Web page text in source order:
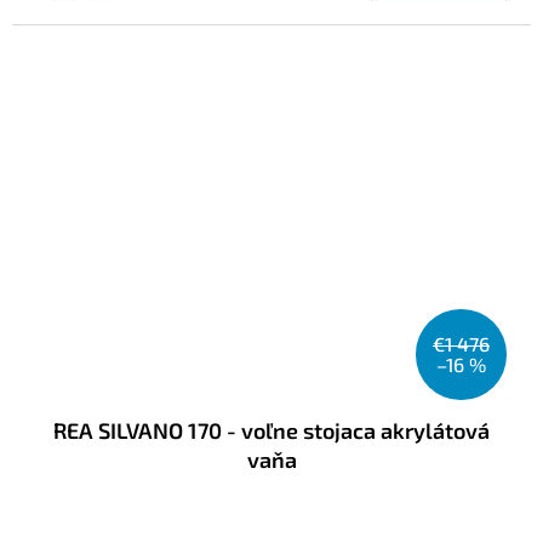
€1 476
–16 %
REA SILVANO 170 - voľne stojaca akrylátová
vaňa